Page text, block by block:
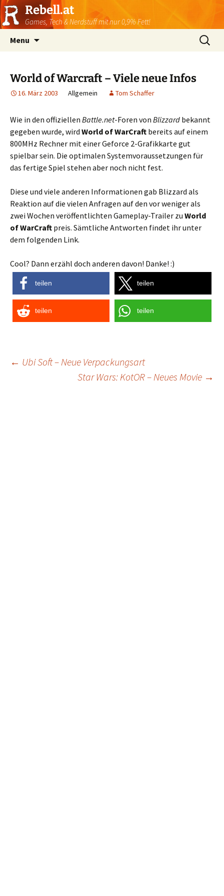
Rebell.at
Games, Tech & Nerdstuff mit nur 0,9% Fett!
Menu
Suchen
nach:
World of Warcraft – Viele neue Infos
16. März 2003 Allgemein Tom Schaffer
Wie in den offiziellen Battle.net-Foren von Blizzard bekannt
gegeben wurde, wird World of WarCraft bereits auf einem
800MHz Rechner mit einer Geforce 2-Grafikkarte gut
spielbar sein. Die optimalen Systemvoraussetzungen für
das fertige Spiel stehen aber noch nicht fest.
Diese und viele anderen Informationen gab Blizzard als
Reaktion auf die vielen Anfragen auf den vor weniger als
zwei Wochen veröffentlichten Gameplay-Trailer zu World
of WarCraft preis. Sämtliche Antworten findet ihr unter
dem folgenden Link.
Cool? Dann erzähl doch anderen davon! Danke! :)
teilen teilen
teilen teilen
Post
← Ubi Soft – Neue Verpackungsart
Star Wars: KotOR – Neues Movie →